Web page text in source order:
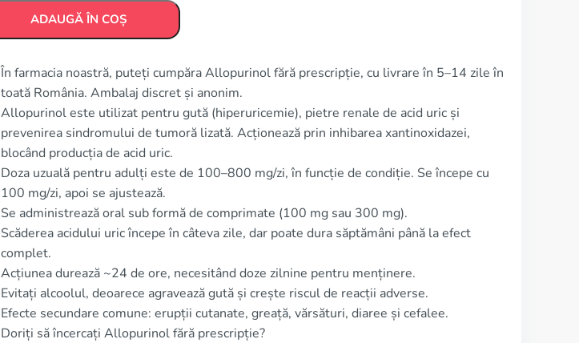
ADAUGĂ ÎN COȘ
În farmacia noastră, puteți cumpăra Allopurinol fără prescripție, cu livrare în 5–14 zile în
toată România. Ambalaj discret și anonim.
Allopurinol este utilizat pentru gută (hiperuricemie), pietre renale de acid uric și
prevenirea sindromului de tumoră lizată. Acționează prin inhibarea xantinoxidazei,
blocând producția de acid uric.
Doza uzuală pentru adulți este de 100–800 mg/zi, în funcție de condiție. Se începe cu
100 mg/zi, apoi se ajustează.
Se administrează oral sub formă de comprimate (100 mg sau 300 mg).
Scăderea acidului uric începe în câteva zile, dar poate dura săptămâni până la efect
complet.
Acțiunea durează ~24 de ore, necesitând doze zilnine pentru menținere.
Evitați alcoolul, deoarece agravează gută și crește riscul de reacții adverse.
Efecte secundare comune: erupții cutanate, greață, vărsături, diaree și cefalee.
Doriți să încercați Allopurinol fără prescripție?